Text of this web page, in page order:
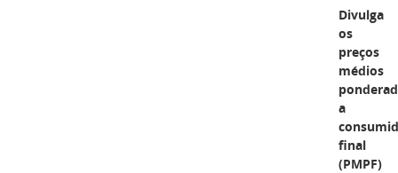
Divulga
os
preços
médios
a
final
(PMPF)